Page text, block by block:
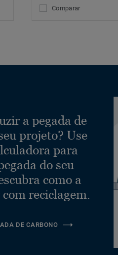
Comparar
a pegada de
projeto? Use
para
do seu
como a
reciclagem.
DE CARBONO